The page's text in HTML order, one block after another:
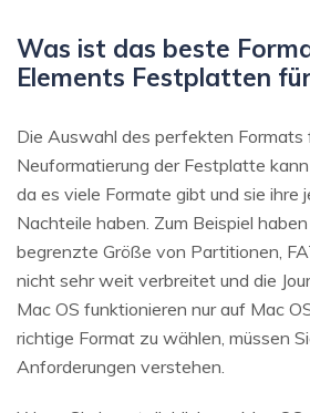
Was ist das beste
Elements Festplatten
Die Auswahl des perfekten Formats
Neuformatierung der Festplatte
da es viele Formate gibt und sie ihre
Nachteile haben. Zum Beispiel
begrenzte Größe von Partitionen,
nicht sehr weit verbreitet und die
Mac OS funktionieren nur auf Mac
richtige Format zu wählen, müssen
Anforderungen verstehen.